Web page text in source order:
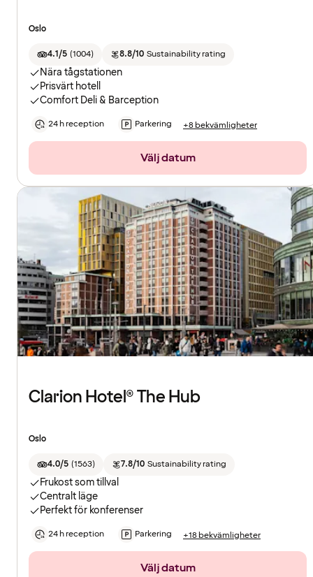
Oslo
4.1/5 (1004) 8.8/10 Sustainability rating
Nära tågstationen
Prisvärt hotell
Comfort Deli & Barception
24 h reception Parkering +8 bekvämligheter
Välj datum
Clarion Hotel® The Hub
Oslo
4.0/5 (1563) 7.8/10 Sustainability rating
Frukost som tillval
Centralt läge
Perfekt för konferenser
24 h reception Parkering +18 bekvämligheter
Välj datum